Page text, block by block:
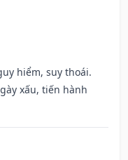
hiểm, suy thoái.
xấu, tiến hành